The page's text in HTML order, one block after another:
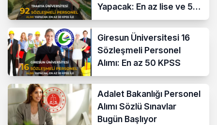
Yapacak: En az lise ve 50
KPSS İle
Giresun Üniversitesi 16
Sözleşmeli Personel
Alımı: En az 50 KPSS
Adalet Bakanlığı Personel
Alımı Sözlü Sınavlar
Bugün Başlıyor